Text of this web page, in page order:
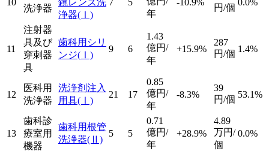
10
洗浄器
鏡レンズ洗
浄器(Ⅰ)
7 5
年
-10.9%
円/個
0.0%
11
注射器
具及び
穿刺器
具
歯科用シリ
ンジ(Ⅰ)
9 6
1.43
億円/
年
+15.9%
287
円/個 1.4%
12
医科用
洗浄器
洗浄剤注入
用具(Ⅰ)
21 17
0.85
億円/
年
-8.3%
39
円/個 53.1%
13
歯科診
療室用
機器
歯科用根管
洗浄器(Ⅱ)
5 5
0.71
億円/
年
+28.9%
4.89
万円/
個
0.0%